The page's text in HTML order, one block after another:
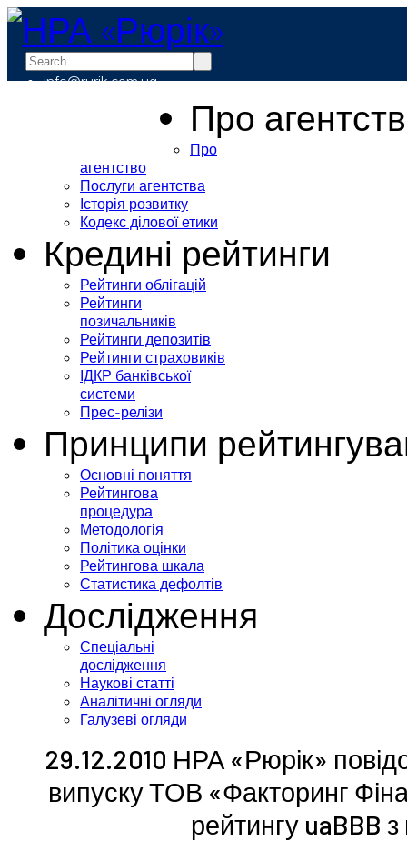
.
info@rurik.com.ua
Про
Про
агентство
Послуги агентства
Історія розвитку
Кодекс ділової етики
Кредині рейтинги
Рейтинги облігацій
Рейтинги
позичальників
Рейтинги депозитів
Рейтинги страховиків
ІДКР банківської
системи
Прес-релізи
Принципи
Основні поняття
Рейтингова
процедура
Методологія
Політика оцінки
Рейтингова шкала
Статистика дефолтів
Дослідження
Спеціальні
дослідження
Наукові статті
Аналітичні огляди
Галузеві огляди
29.12.2010 НРА «Рюрік»
випуску ТОВ «Факторинг
рейтингу uaBBB